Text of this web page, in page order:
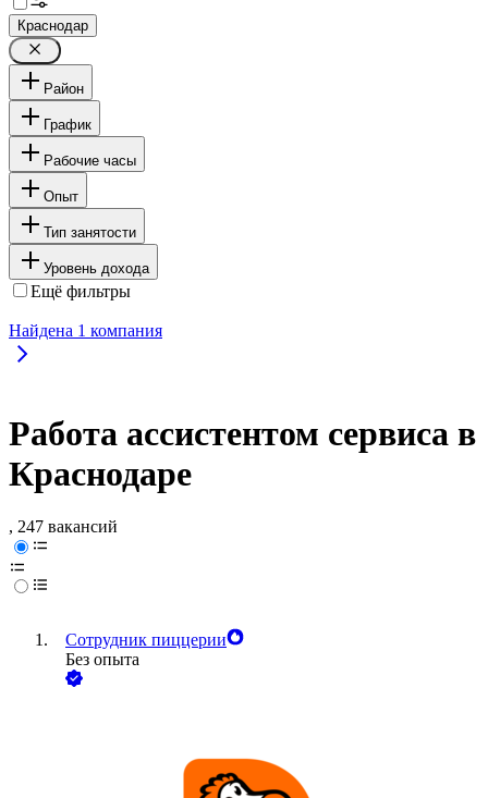
Краснодар
Район
График
Рабочие часы
Опыт
Тип занятости
Уровень дохода
Ещё фильтры
Найдена 1 компания
Работа ассистентом сервиса в
Краснодаре
, 247 вакансий
Сотрудник пиццерии
Без опыта